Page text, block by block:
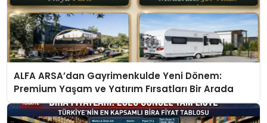
ALFA ARSA’dan Gayrimenkulde Yeni Dönem:
Premium Yaşam ve Yatırım Fırsatları Bir Arada